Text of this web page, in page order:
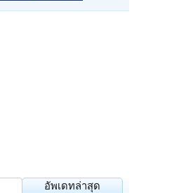
อัพเดทล่าสุด